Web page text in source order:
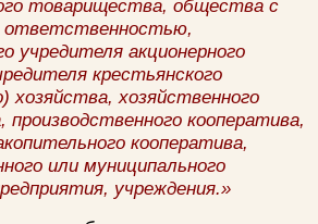
товарищества, общества с
ответственностью,
учредителя акционерного
крестьянского
хозяйства, хозяйственного
кооператива,
кооператива,
или муниципального
учреждения.»